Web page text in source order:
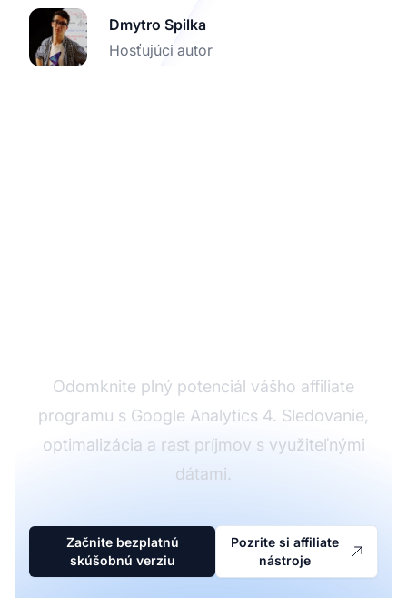
Dmytro Spilka
Hosťujúci autor
Odomknite plný potenciál vášho affiliate
programu s Google Analytics 4. Sledovanie,
optimalizácia a rast príjmov s využiteľnými
dátami.
Začnite bezplatnú
skúšobnú verziu
Pozrite si affiliate
nástroje